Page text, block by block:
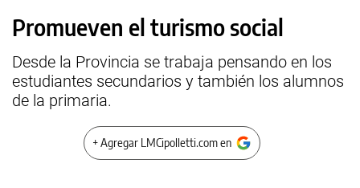
Promueven el turismo social
Desde la Provincia se trabaja pensando en los
estudiantes secundarios y también los alumnos
de la primaria.
+ Agregar LMCipolletti.com en